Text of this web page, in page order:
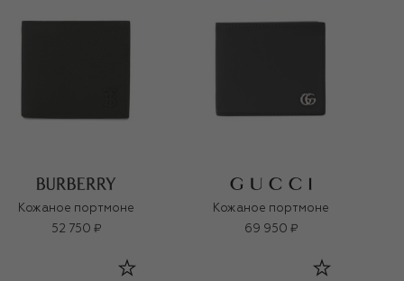
Кожаное портмоне
52 750 ₽
Кожаное портмоне
69 950 ₽